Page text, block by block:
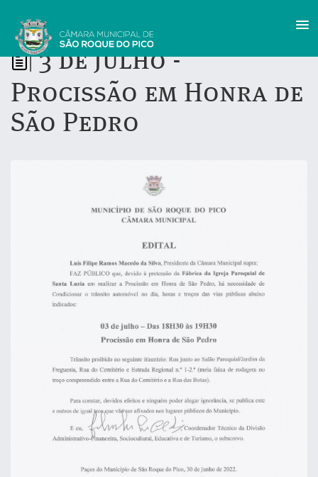
3 de julho -
Procissão em Honra de
São Pedro